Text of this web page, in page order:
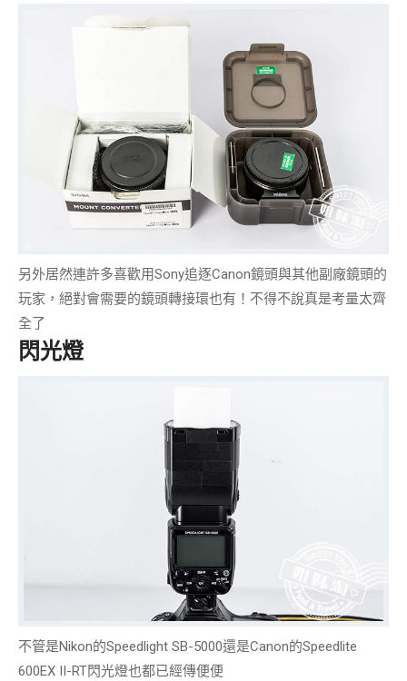
另外居然連許多喜歡用Sony追逐Canon鏡頭與其他副廠鏡頭的
玩家，絕對會需要的鏡頭轉接環也有！不得不說真是考量太齊
全了
閃光燈
不管是Nikon的Speedlight SB-5000還是Canon的Speedlite
600EX II-RT閃光燈也都已經傳便便